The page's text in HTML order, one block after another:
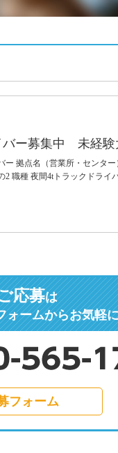
バー募集中 未経験
ー 拠点名（営業所・センタ
2 職種 夜間4tトラックドラ
応募は
ォームからお気軽
フォーム